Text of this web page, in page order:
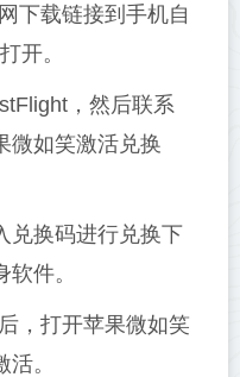
下载链接到手机自
开。
，然后联系
微如笑激活兑换
兑换码进行兑换下
件。
，打开苹果微如笑
。